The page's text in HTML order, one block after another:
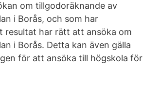
om tillgodoräknande av
i Borås, och som har
resultat har rätt att ansöka om
i Borås. Detta kan även gälla
för att ansöka till högskola för